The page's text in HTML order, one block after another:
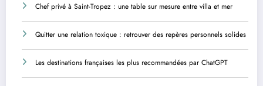
Chef privé à Saint-Tropez : une table sur mesure entre villa et mer
Quitter une relation toxique : retrouver des repères personnels solides
Les destinations françaises les plus recommandées par ChatGPT